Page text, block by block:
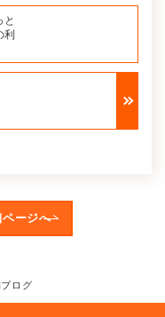
と
利
ージへ
ログ